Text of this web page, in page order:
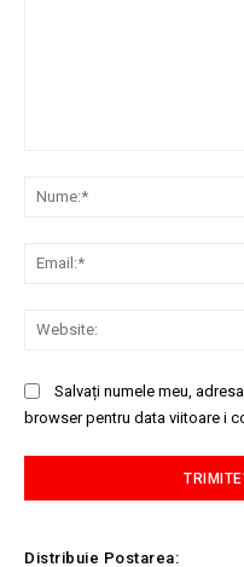
Salvați numele meu,
browser pentru data viitoare i
Distribuie Postarea: